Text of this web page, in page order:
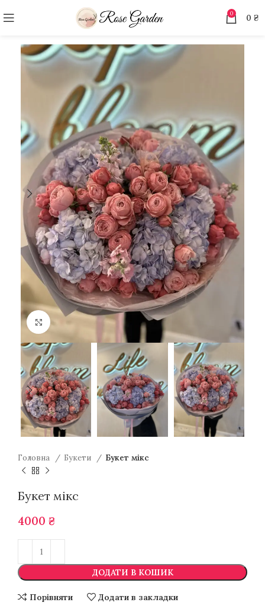
0 0 ₴
Натисніть для збільшення
Головна Букети Букет мікс
Букет мікс
4000 ₴
ДОДАТИ В КОШИК
Порівняти Додати в закладки